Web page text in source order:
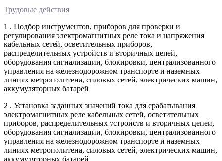
Трудовые действия
1 . Подбор инструментов, приборов для проверки и
регулирования электромагнитных реле тока и напряжения
кабельных сетей, осветительных приборов,
распределительных устройств и вторичных цепей,
оборудования сигнализации, блокировки, централизованного
управления на железнодорожном транспорте и наземных
линиях метрополитена, силовых сетей, электрических машин,
аккумуляторных батарей
2 . Установка заданных значений тока для срабатывания
электромагнитных реле кабельных сетей, осветительных
приборов, распределительных устройств и вторичных цепей,
оборудования сигнализации, блокировки, централизованного
управления на железнодорожном транспорте и наземных
линиях метрополитена, силовых сетей, электрических машин,
аккумуляторных батарей